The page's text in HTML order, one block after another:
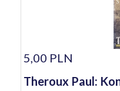
5,00 PLN
Theroux Paul: